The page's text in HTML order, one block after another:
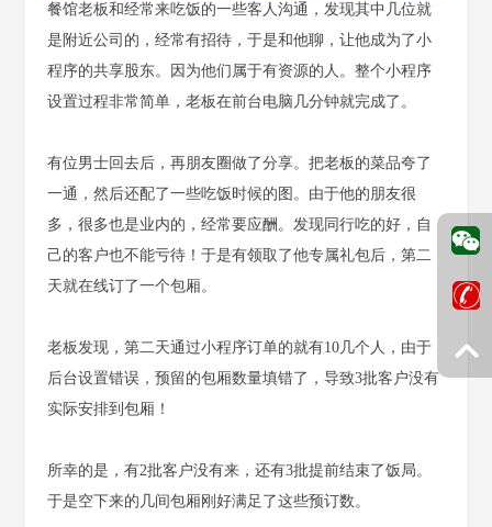
餐馆老板和经常来吃饭的一些客人沟通，发现其中几位就
是附近公司的，经常有招待，于是和他聊，让他成为了小
程序的共享股东。因为他们属于有资源的人。整个小程序
设置过程非常简单，老板在前台电脑几分钟就完成了。
有位男士回去后，再朋友圈做了分享。把老板的菜品夸了
一通，然后还配了一些吃饭时候的图。由于他的朋友很
多，很多也是业内的，经常要应酬。发现同行吃的好，自
己的客户也不能亏待！于是有领取了他专属礼包后，第二
天就在线订了一个包厢。
老板发现，第二天通过小程序订单的就有10几个人，由于
后台设置错误，预留的包厢数量填错了，导致3批客户没有
实际安排到包厢！
所幸的是，有2批客户没有来，还有3批提前结束了饭局。
于是空下来的几间包厢刚好满足了这些预订数。